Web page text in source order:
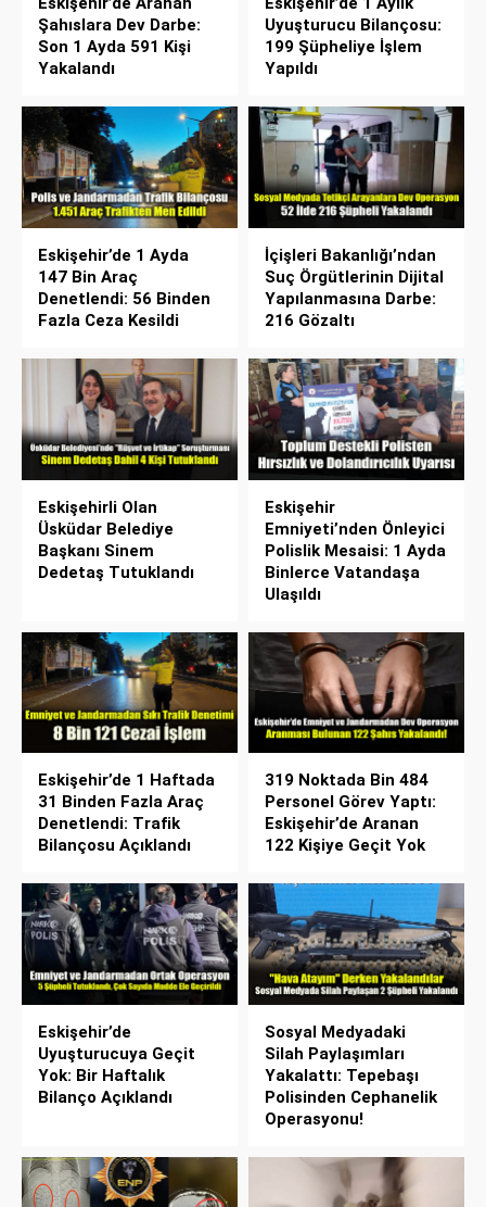
Şahıslara Dev Darbe:
Son 1 Ayda 591 Kişi
Yakalandı
Uyuşturucu Bilançosu:
199 Şüpheliye İşlem
Yapıldı
Eskişehir’de 1 Ayda
147 Bin Araç
Denetlendi: 56 Binden
Fazla Ceza Kesildi
İçişleri Bakanlığı’ndan
Suç Örgütlerinin Dijital
Yapılanmasına Darbe:
216 Gözaltı
Eskişehirli Olan
Üsküdar Belediye
Başkanı Sinem
Dedetaş Tutuklandı
Eskişehir
Emniyeti’nden Önleyici
Polislik Mesaisi: 1 Ayda
Binlerce Vatandaşa
Ulaşıldı
Eskişehir’de 1 Haftada
31 Binden Fazla Araç
Denetlendi: Trafik
Bilançosu Açıklandı
319 Noktada Bin 484
Personel Görev Yaptı:
Eskişehir’de Aranan
122 Kişiye Geçit Yok
Eskişehir’de
Uyuşturucuya Geçit
Yok: Bir Haftalık
Bilanço Açıklandı
Sosyal Medyadaki
Silah Paylaşımları
Yakalattı: Tepebaşı
Polisinden Cephanelik
Operasyonu!